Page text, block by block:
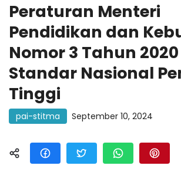
Peraturan Menteri
Pendidikan dan
Nomor 3 Tahun
Standar Nasional
Tinggi
pai-stitma September 10, 2024